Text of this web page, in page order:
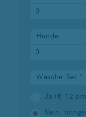
Hunde
Wäsche-Set *
Ja (€ 12
Nein,